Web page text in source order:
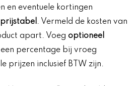
en eventuele kortingen
prijstabel . Vermeld de kosten van
apart. Voeg optioneel
percentage bij vroeg
prijzen inclusief BTW zijn.